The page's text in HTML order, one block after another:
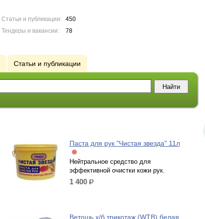
Статьи и публикации:
450
Тендеры и вакансии:
78
Статьи и публикации
Паста для рук "Чистая звезда" 11л
Нейтральное средство для
эффективной очистки кожи рук.
1 400 р.
Ветошь х/б трикотаж (WТВ) белая